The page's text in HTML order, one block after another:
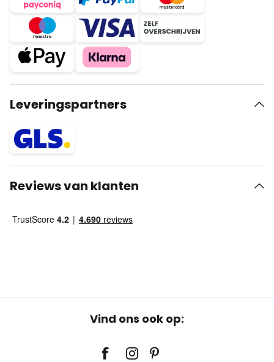
Leveringspartners
Reviews van klanten
Vind ons ook op: